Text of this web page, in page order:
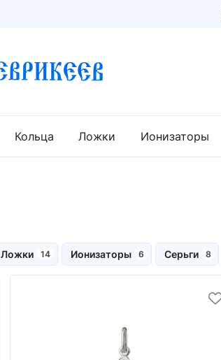
Кольца Ложки Ионизаторы
Ложки Ионизаторы Серьги